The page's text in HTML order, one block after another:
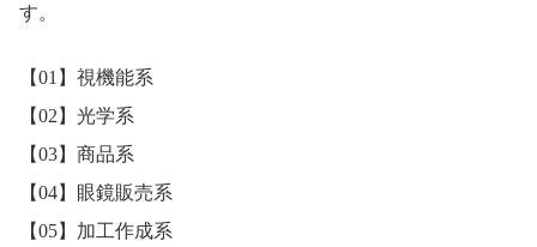
す。
【01】視機能系
【02】光学系
【03】商品系
【04】眼鏡販売系
【05】加工作成系